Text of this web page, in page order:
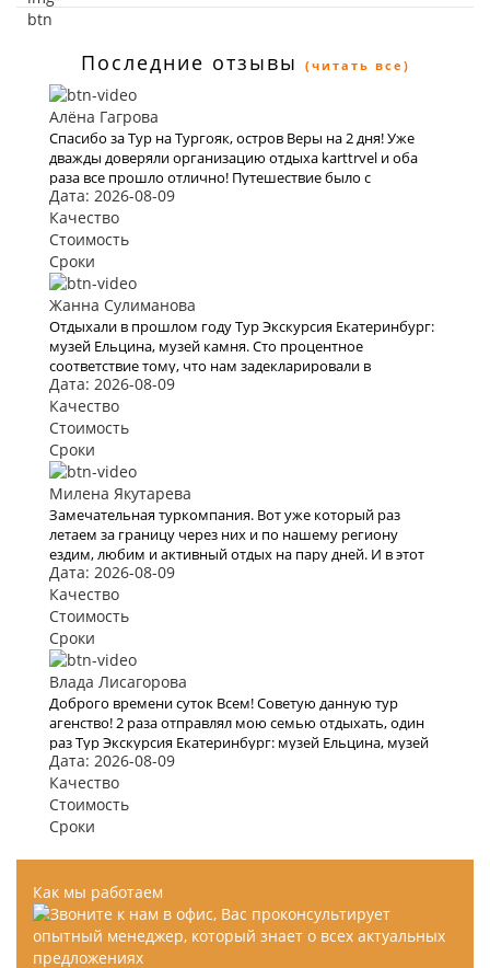
Последние отзывы (читать все)
Алёна Гагрова
Спасибо за Тур на Тургояк, остров Веры на 2 дня! Уже
дважды доверяли организацию отдыха karttrvel и оба
раза все прошло отлично! Путешествие было с
маленьким ребёнком поэтому к выбору тура подходили
особенно трепетно. Большое спасибо за помощь во
всех организационных вопросах, быстрое оформление
виз и такое внимательное отношение!
Дата: 2026-08-09
Качество
Стоимость
Сроки
Жанна Сулиманова
Отдыхали в прошлом году Тур Экскурсия Екатеринбург:
музей Ельцина, музей камня. Сто процентное
соответствие тому, что нам задекларировали в
КартаТревел. Хотели и в этом году воспользоваться их
услугами, но видимо эта пандемия все испортит.
Дата: 2026-08-09
Качество
Стоимость
Сроки
Милена Якутарева
Замечательная туркомпания. Вот уже который раз
летаем за границу через них и по нашему региону
ездим, любим и активный отдых на пару дней. И в этот
раз тоже купили очередной тур через них. Вежливый
персонал , дружественный коллектив. Быстро и
моментально нашли тур по всем нашим параметрам , в
итоге мы выбрали Сплав по реке Белая на 4 дня. Спасибо
всему коллективу кампании. В следующий раз
обязательно воспользуемся вашими услугами .
Дата: 2026-08-09
Качество
Стоимость
Сроки
Влада Лисагорова
Доброго времени суток Всем! Советую данную тур
агенство! 2 раза отправлял мою семью отдыхать, один
раз Тур Экскурсия Екатеринбург: музей Ельцина, музей
камня в начале 2020 года, и второй раз решили полететь
на моря а именно в Турцию, все понравилось, буду
рекомендовать.
Дата: 2026-08-09
Качество
Стоимость
Сроки
Как мы работаем